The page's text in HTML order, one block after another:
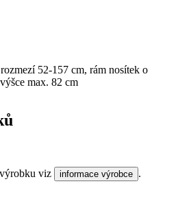
52-157 cm, rám nosítek o
max. 82 cm
viz informace výrobce .